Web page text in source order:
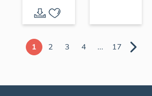
Pont de
Vix
1 2 3 4 ... 17